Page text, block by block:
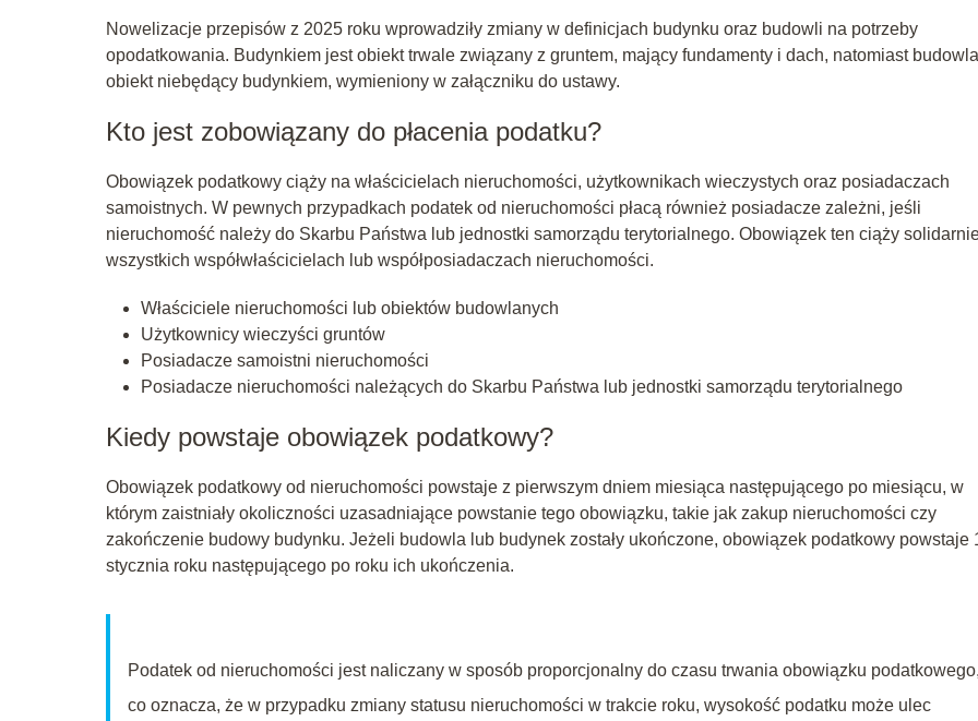
Nowelizacje przepisów z 2025 roku wprowadziły zmiany w definicjach budynku oraz budowli na potrzeby
opodatkowania. Budynkiem jest obiekt trwale związany z gruntem, mający fundamenty i dach, natomiast
obiekt niebędący budynkiem, wymieniony w załączniku do ustawy.
Kto jest zobowiązany do płacenia podatku?
Obowiązek podatkowy ciąży na właścicielach nieruchomości, użytkownikach wieczystych oraz posiadaczach
samoistnych. W pewnych przypadkach podatek od nieruchomości płacą również posiadacze zależni, jeśli
nieruchomość należy do Skarbu Państwa lub jednostki samorządu terytorialnego. Obowiązek ten ciąży
wszystkich współwłaścicielach lub współposiadaczach nieruchomości.
Właściciele nieruchomości lub obiektów budowlanych
Użytkownicy wieczyści gruntów
Posiadacze samoistni nieruchomości
Posiadacze nieruchomości należących do Skarbu Państwa lub jednostki samorządu terytorialnego
Kiedy powstaje obowiązek podatkowy?
Obowiązek podatkowy od nieruchomości powstaje z pierwszym dniem miesiąca następującego po miesiącu, w
którym zaistniały okoliczności uzasadniające powstanie tego obowiązku, takie jak zakup nieruchomości czy
zakończenie budowy budynku. Jeżeli budowla lub budynek zostały ukończone, obowiązek podatkowy powstaje
stycznia roku następującego po roku ich ukończenia.
Podatek od nieruchomości jest naliczany w sposób proporcjonalny do czasu trwania obowiązku
co oznacza, że w przypadku zmiany statusu nieruchomości w trakcie roku, wysokość podatku może ulec